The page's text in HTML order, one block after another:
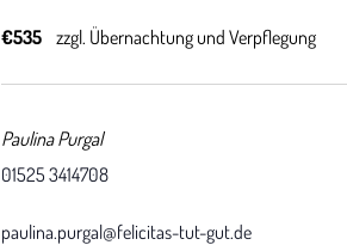
€535 zzgl. Übernachtung und Verpflegung
Paulina Purgal
01525 3414708
paulina.purgal@felicitas-tut-gut.de